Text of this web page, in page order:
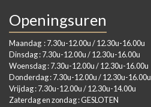
Openingsuren
Maandag : 7.30u-12.00u / 12.30u-16.00u
Dinsdag : 7.30u-12.00u / 12.30u-16.00u
Woensdag : 7.30u-12.00u / 12.30u-16.00u
Donderdag : 7.30u-12.00u / 12.30u-16.00u
Vrijdag : 7.30u-12.00u / 12.30u-14.00u
Zaterdag en zondag : GESLOTEN